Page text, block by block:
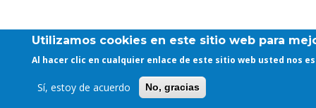
Utilizamos cookies en este sitio web para
Al hacer clic en cualquier enlace de este sitio web usted nos
Sí, estoy de acuerdo No, gracias